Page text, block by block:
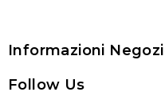
Informazioni
Follow Us